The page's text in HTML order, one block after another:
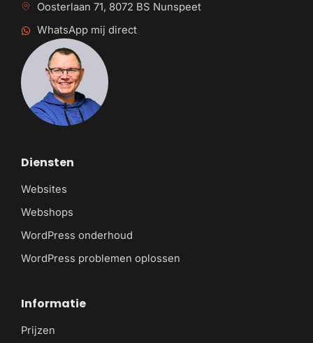
Diensten
Websites
Webshops
WordPress onderhoud
WordPress problemen oplossen
Informatie
Prijzen
Oosterlaan 71, 8072 BS Nunspeet
WhatsApp mij direct